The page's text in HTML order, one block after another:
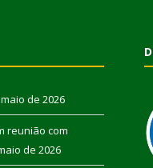
de 2026
reunião com
de 2026